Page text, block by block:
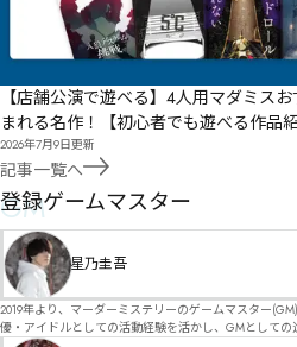
【店舗公演で遊べる】4人用マダミス
まれる名作！【初心者でも遊べる作品紹
2026年7月9日更新
記事一覧へ
GM
登録ゲームマスター
星乃圭吾
2019年より、マーダーミステリーのゲームマスター(GM)とし
優・アイドルとしての活動経験を活かし、GMとして